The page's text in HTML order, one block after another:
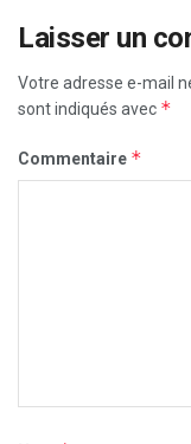
Laisser un
Votre adresse e-mail
sont indiqués avec *
Commentaire *